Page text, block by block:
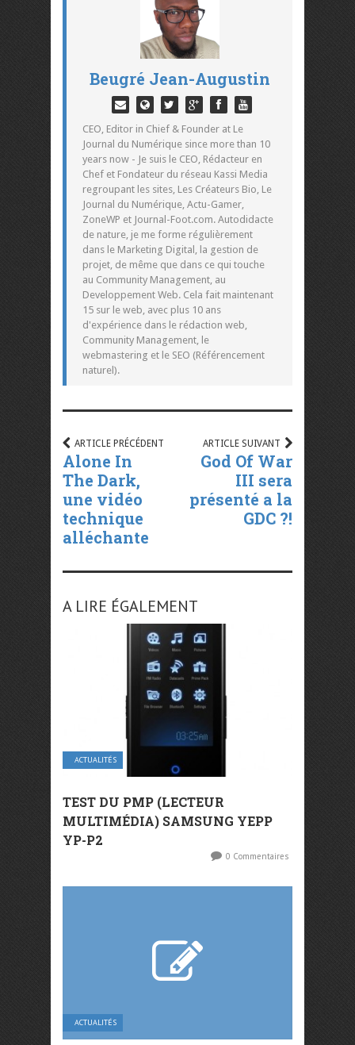
Beugré Jean-Augustin
CEO, Editor in Chief & Founder at Le
Journal du Numérique since more than 10
years now - Je suis le CEO, Rédacteur en
Chef et Fondateur du réseau Kassi Media
regroupant les sites, Les Créateurs Bio, Le
Journal du Numérique, Actu-Gamer,
ZoneWP et Journal-Foot.com. Autodidacte
de nature, je me forme régulièrement
dans le Marketing Digital, la gestion de
projet, de même que dans ce qui touche
au Community Management, au
Developpement Web. Cela fait maintenant
15 sur le web, avec plus 10 ans
d'expérience dans le rédaction web,
Community Management, le
webmastering et le SEO (Référencement
naturel).
ARTICLE PRÉCÉDENT
Alone In
The Dark,
une vidéo
technique
alléchante
ARTICLE SUIVANT
God Of War
III sera
présenté a la
GDC ?!
A LIRE ÉGALEMENT
ACTUALITÉS
TEST DU PMP (LECTEUR
MULTIMÉDIA) SAMSUNG YEPP
YP-P2
0 Commentaires
ACTUALITÉS